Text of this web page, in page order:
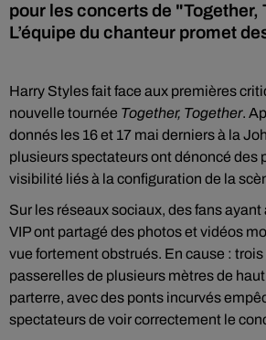
pour les concerts de "Together,
L’équipe du chanteur promet
Harry Styles fait face aux premières
nouvelle tournée Together, Together.
donnés les 16 et 17 mai derniers à la
plusieurs spectateurs ont dénoncé des
visibilité liés à la configuration de la
Sur les réseaux sociaux, des fans
VIP ont partagé des photos et vidéos
vue fortement obstrués. En cause :
passerelles de plusieurs mètres de
parterre, avec des ponts incurvés
spectateurs de voir correctement le